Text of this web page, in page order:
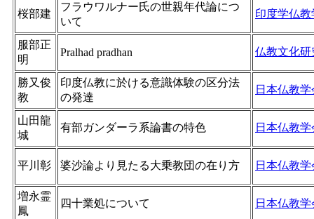
桜部建
フラウワルナー氏の世親年代論につ
いて
印度学仏教
服部正
明
Pralhad pradhan 仏教文化研
勝又俊
教
印度仏教に於ける意識体験の区分法
の発達
日本仏教
山田龍
城
有部ガンダーラ系論書の特色 日本仏教
平川彰 婆沙論より見たる大乗教団の在り方 日本仏教
増永霊
鳳
四十業処について 日本仏教